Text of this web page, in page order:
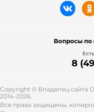
расцветке,
немного
подчеркнуть
С
романтичным
дизайнеры
Вопросы
8
Copyright © Владелец сайта
2014-2026.
Все права защищены,